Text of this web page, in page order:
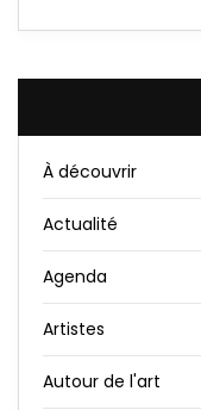
À découvrir
Actualité
Agenda
Artistes
Autour de l'art